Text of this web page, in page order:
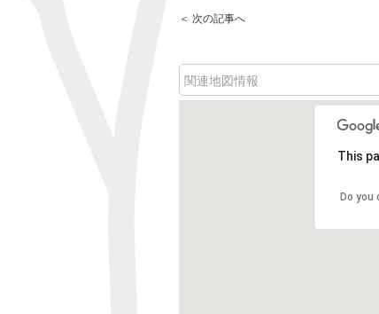
＜ 次の記事へ
関連地図情報
This
Do